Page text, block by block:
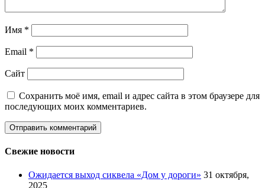
Имя *
Email *
Сайт
Сохранить моё имя, email и адрес сайта в этом браузере для
последующих моих комментариев.
Свежие новости
Ожидается выход сиквела «Дом у дороги» 31 октября,
2025